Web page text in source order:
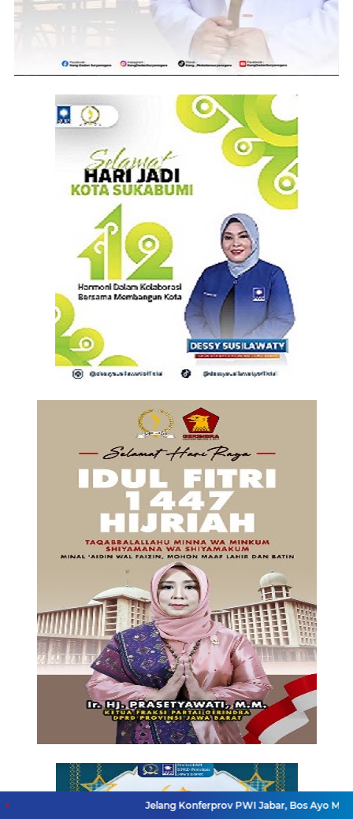
Jelang Konferprov PWI Jabar, Bos Ayo Media Sambangi